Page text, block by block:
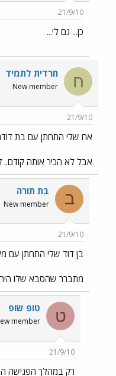
21/9/10
כן... גם לי...
ח חרדית לתמיד
New member
21/9/10
אח שלי התחתן עם בת
אבל לא הכיר אותה קודם..
ב בת תורה
New member
21/9/10
בן דוד שלי התחתן עם
מתברר שהסבא שלו
ט טופ שופ
member
21/9/10
רק במהלך הפגישה